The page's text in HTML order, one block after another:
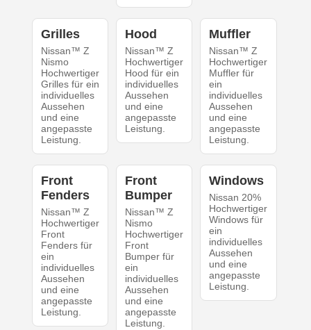
Grilles
Nissan™ Z
Nismo
Hochwertiger
Grilles für ein
individuelles
Aussehen
und eine
angepasste
Leistung.
Hood
Nissan™ Z
Hochwertiger
Hood für ein
individuelles
Aussehen
und eine
angepasste
Leistung.
Muffler
Nissan™ Z
Hochwertiger
Muffler für
ein
individuelles
Aussehen
und eine
angepasste
Leistung.
Front
Fenders
Nissan™ Z
Hochwertiger
Front
Fenders für
ein
individuelles
Aussehen
und eine
angepasste
Leistung.
Front
Bumper
Nissan™ Z
Nismo
Hochwertiger
Front
Bumper für
ein
individuelles
Aussehen
und eine
angepasste
Leistung.
Windows
Nissan 20%
Hochwertiger
Windows für
ein
individuelles
Aussehen
und eine
angepasste
Leistung.